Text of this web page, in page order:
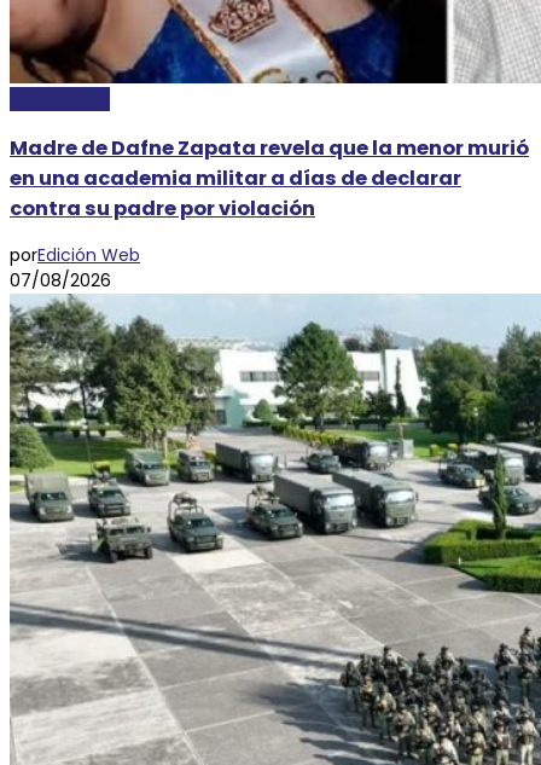
Madre de Dafne Zapata revela que la menor murió
en una academia militar a días de declarar
contra su padre por violación
porEdición Web
07/08/2026